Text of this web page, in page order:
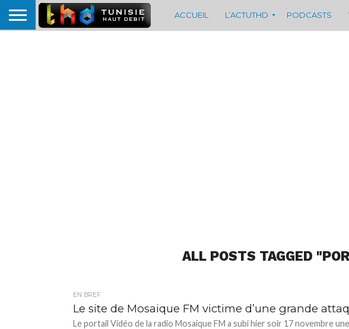
ACCUEIL L’ACTUTHD PODCASTS
ALL POSTS TAGGED
EN BREF
Le site de Mosaique FM victime d’une grande
Le portail Vidéo de la radio Mosaique FM a subi hier soir 17 novembre